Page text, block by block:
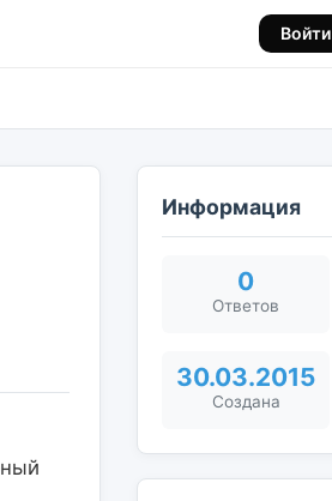
Войти
Информация
0
Ответов
30.03.2015
Создана